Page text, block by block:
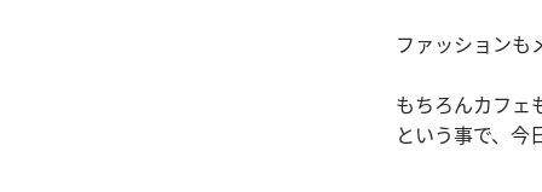
ファッション
もちろんカフェ
という事で、